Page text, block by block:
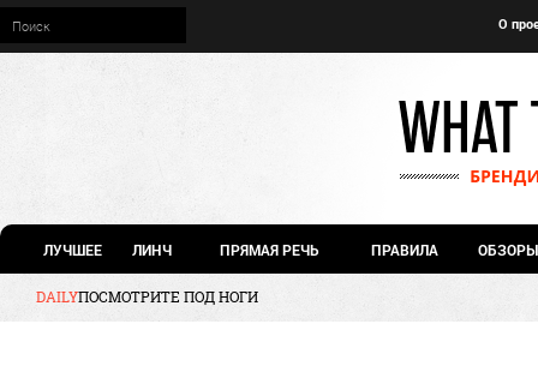
О
ЛУЧШЕЕ ЛИНЧ ПРЯМАЯ РЕЧЬ ПРАВИЛА ОБЗОРЫ
DAILYПОСМОТРИТЕ ПОД НОГИ